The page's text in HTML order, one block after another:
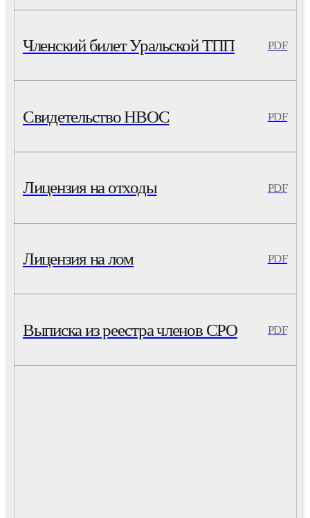
Членский билет Уральской ТПП PDF
Свидетельство НВОС PDF
Лицензия на отходы PDF
Лицензия на лом PDF
Выписка из реестра членов СРО PDF